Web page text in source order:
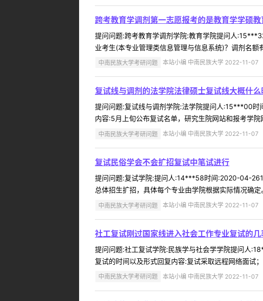
跨考教育学调剂第一志愿报考的是教育学学硕
提问问题:跨考教育学调剂学院:教育学院提问人
业考生(本专业管理类信息管理与信息系统)？调剂名
中南民族大学考研问题 本站小编 中南民族大学 2022-11-07
复试线与调剂的法学院法律硕士复试线大概什么
提问问题:复试线与调剂学院:法学院提问人:15***00
内容:5月上旬公布复试名单，研究生院网站和报考学
中南民族大学考研问题 本站小编 中南民族大学 2022-11-07
复试民俗学会不会扩招复试中笔试进行
提问问题:复试学院:提问人:14***58时间:2020-04-
总体招生扩招，具体每个专业由学院根据实际情况确定
中南民族大学考研问题 本站小编 中南民族大学 2022-11-07
社工复试刚过国家线进入社会工作专业复试的
提问问题:社工复试学院:民族学与社会学学院提问人
复试的时间以及形式回复内容:复试采取远程网络面试
中南民族大学考研问题 本站小编 中南民族大学 2022-11-07